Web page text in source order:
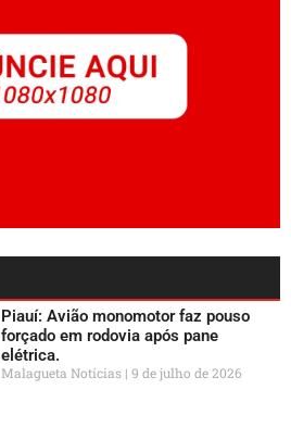
Piauí: Avião monomotor faz pouso
forçado em rodovia após pane
elétrica.
Malagueta Notícias 9 de julho de 2026